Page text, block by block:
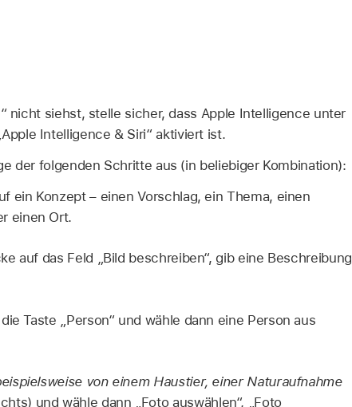
nicht siehst, stelle sicher, dass Apple Intelligence unter
Intelligence & Siri“ aktiviert ist.
der folgenden Schritte aus (in beliebiger Kombination):
ein Konzept – einen Vorschlag, ein Thema, einen
einen Ort.
auf das Feld „Bild beschreiben“, gib eine Beschreibung
Taste „Person“ und wähle dann eine Person aus
von einem Haustier, einer Naturaufnahme
und wähle dann „Foto auswählen“, „Foto